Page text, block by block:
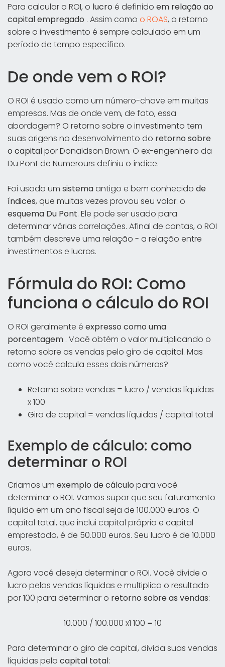
Para calcular o ROI, o lucro é definido em relação ao
capital empregado . Assim como o ROAS, o retorno
sobre o investimento é sempre calculado em um
período de tempo específico.
De onde vem o ROI?
O ROI é usado como um número-chave em muitas
empresas. Mas de onde vem, de fato, essa
abordagem? O retorno sobre o investimento tem
suas origens no desenvolvimento do retorno sobre
o capitalpor Donaldson Brown. O ex-engenheiro da
Du Pont de Numerours definiu o índice.
Foi usado um sistemaantigo e bem conhecido de
índices, que muitas vezes provou seu valor: o
esquema Du Pont. Ele pode ser usado para
determinar várias correlações. Afinal de contas, o ROI
também descreve uma relação - a relação entre
investimentos e lucros.
Fórmula do ROI: Como
funciona o cálculo do ROI
O ROI geralmente é expresso como uma
porcentagem . Você obtém o valor multiplicando o
retorno sobre as vendas pelo giro de capital. Mas
como você calcula esses dois números?
Retorno sobre vendas = lucro / vendas líquidas
x 100
Giro de capital = vendas líquidas / capital total
Exemplo de cálculo: como
determinar o ROI
Criamos um exemplo de cálculo para você
determinar o ROI. Vamos supor que seu faturamento
líquido em um ano fiscal seja de 100.000 euros. O
capital total, que inclui capital próprio e capital
emprestado, é de 50.000 euros. Seu lucro é de 10.000
euros.
Agora você deseja determinar o ROI. Você divide o
lucro pelas vendas líquidas e multiplica o resultado
por 100 para determinar o retorno sobre as vendas:
10.000 / 100.000 x1 100 = 10
Para determinar o giro de capital, divida suas vendas
líquidas pelo capital total: